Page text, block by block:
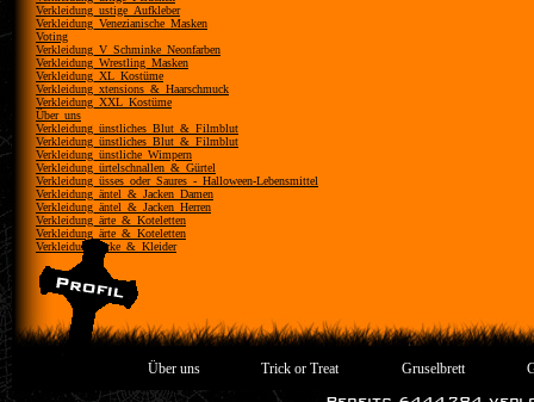
Verkleidung_ustige_Aufkleber
Verkleidung_Venezianische_Masken
Voting
Verkleidung_V_Schminke_Neonfarben
Verkleidung_Wrestling_Masken
Verkleidung_XL_Kostüme
Verkleidung_xtensions_&_Haarschmuck
Verkleidung_XXL_Kostüme
Über_uns
Verkleidung_ünstliches_Blut_&_Filmblut
Verkleidung_ünstliches_Blut_&_Filmblut
Verkleidung_ünstliche_Wimpern
Verkleidung_ürtelschnallen_&_Gürtel
Verkleidung_üsses_oder_Saures_-_Halloween-Lebensmittel
Verkleidung_äntel_&_Jacken_Damen
Verkleidung_äntel_&_Jacken_Herren
Verkleidung_ärte_&_Koteletten
Verkleidung_ärte_&_Koteletten
Verkleidung_öcke_&_Kleider
Über uns Trick or Treat Gruselbrett